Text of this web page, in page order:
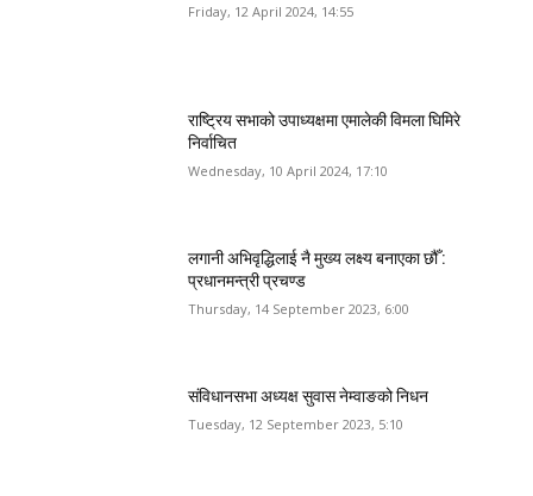
Friday, 12 April 2024, 14:55
राष्ट्रिय सभाको उपाध्यक्षमा एमालेकी विमला घिमिरे
निर्वाचित
Wednesday, 10 April 2024, 17:10
लगानी अभिवृद्धिलाई नै मुख्य लक्ष्य बनाएका छौँ :
प्रधानमन्त्री प्रचण्ड
Thursday, 14 September 2023, 6:00
संविधानसभा अध्यक्ष सुवास नेम्वाङको निधन
Tuesday, 12 September 2023, 5:10